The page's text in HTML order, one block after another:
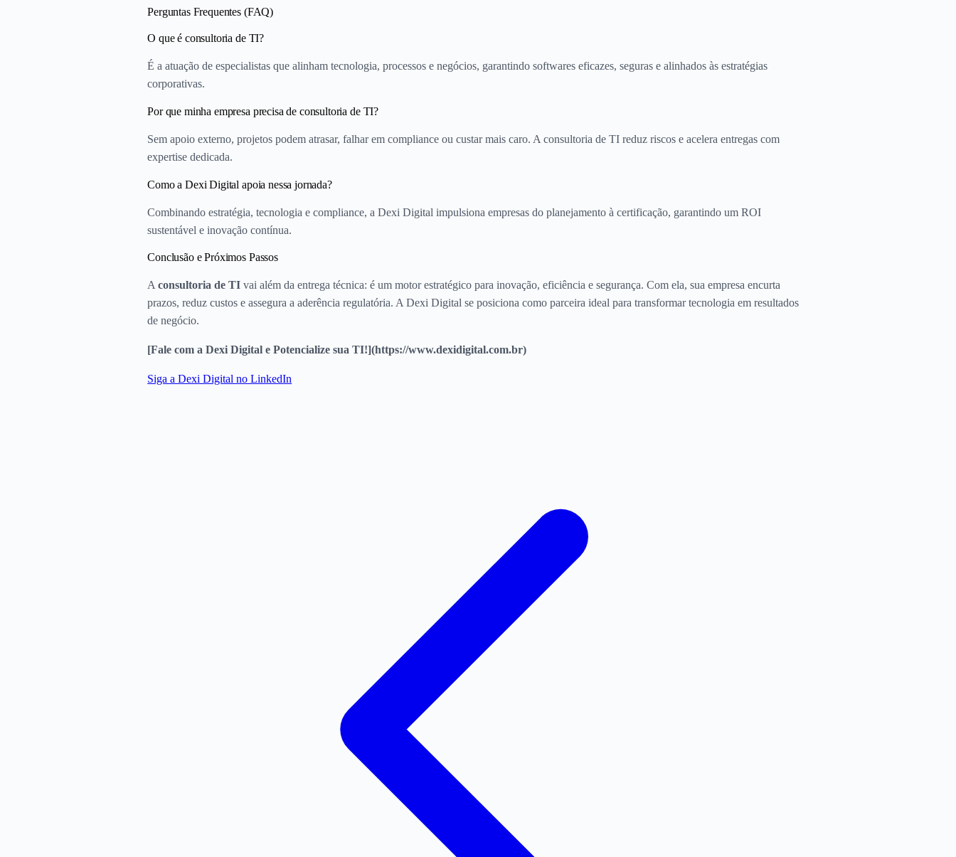
Perguntas Frequentes (FAQ)
O que é consultoria de TI?
É a atuação de especialistas que alinham tecnologia, processos e negócios, garantindo softwares eficazes, seguras e alinhados às estratégias
corporativas.
Por que minha empresa precisa de consultoria de TI?
Sem apoio externo, projetos podem atrasar, falhar em compliance ou custar mais caro. A consultoria de TI reduz riscos e acelera entregas com
expertise dedicada.
Como a Dexi Digital apoia nessa jornada?
Combinando estratégia, tecnologia e compliance, a Dexi Digital impulsiona empresas do planejamento à certificação, garantindo um ROI
sustentável e inovação contínua.
Conclusão e Próximos Passos
Aconsultoria de TI vai além da entrega técnica: é um motor estratégico para inovação, eficiência e segurança. Com ela, sua empresa encurta
prazos, reduz custos e assegura a aderência regulatória. A Dexi Digital se posiciona como parceira ideal para transformar tecnologia em resultados
de negócio.
[Fale com a Dexi Digital e Potencialize sua TI!](https://www.dexidigital.com.br)
Siga a Dexi Digital no LinkedIn